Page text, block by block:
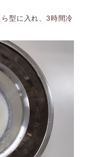
型に入れ、3時間冷